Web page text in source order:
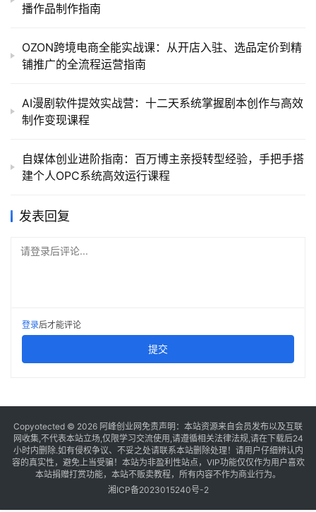
播作品制作指南
OZON跨境电商全能实战课：从开店入驻、选品定价到精
铺推广的全流程运营指南
AI漫剧软件提效实战营：十二天系统掌握剧本创作与高效
制作变现课程
自媒体创业进阶指南：百万博主亲授转型经验，手把手搭
建个人OPC系统高效运行课程
发表回复
请登录后评论...
登录后才能评论
提交
Copyotected © 2026 阿峰创业网 免责声明：本站资源来自会员发布以及互联
网收集,不代表本站立场,仅限学习交流使用,请遵循相关法律法规,请在下载后24
小时内删除.如有侵权争议、不妥之处请联系本站删除处理！请用户仔细辨认内
容的真实性，避免上当受骗！本站为非盈利性站点，VIP功能仅仅作为用户喜欢
本站捐赠打赏功能，本站不贩卖教程，所有内容不作为商业行为。
湘ICP备2023015240号-2